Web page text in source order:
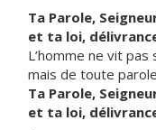
Ta Parole,
et ta loi,
L’homme ne vit
mais de toute
Ta Parole,
et ta loi,